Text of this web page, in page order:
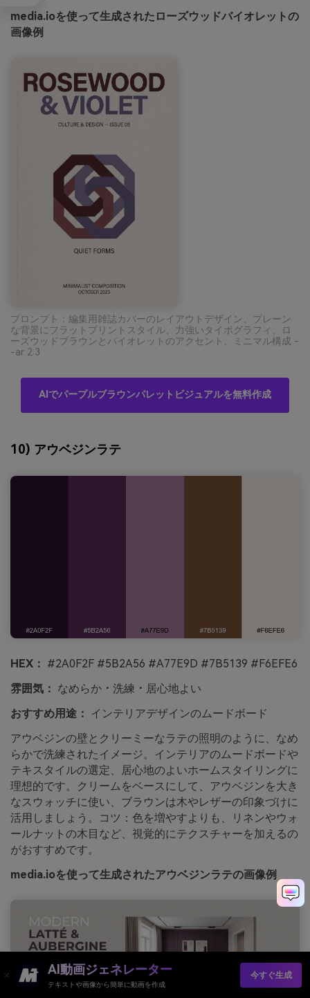
media.ioを使って生成されたローズウッドバイオレットの
画像例
プロンプト：編集用雑誌カバーのレイアウトデザイン、プレーン
な背景にフラットプリントスタイル、力強いタイポグラフィ、ロ
ーズウッドブラウンとバイオレットのアクセント、ミニマル構成 -
-ar 2:3
AIでパープルブラウンパレットビジュアルを無料作成
10) アウベジンラテ
HEX： #2A0F2F #5B2A56 #A77E9D #7B5139 #F6EFE6
雰囲気： なめらか・洗練・居心地よい
おすすめ用途：
インテリアデザインのムードボード
アウベジンの壁とクリーミーなラテの照明のように、なめ
らかで洗練されたイメージ。インテリアのムードボードや
テキスタイルの選定、居心地のよいホームスタイリングに
理想的です。クリームをベースにして、アウベジンを大き
なスウォッチに使い、ブラウンは木やレザーの印象づけに
活用しましょう。コツ：色を増やすよりも、リネンやウォ
ールナットの木目など、視覚的にテクスチャーを加えるの
がおすすめです。
media.ioを使って生成されたアウベジンラテの画像例
AI動画ジェネレーター
テキストや画像から簡単に動画を作成
今すぐ生成